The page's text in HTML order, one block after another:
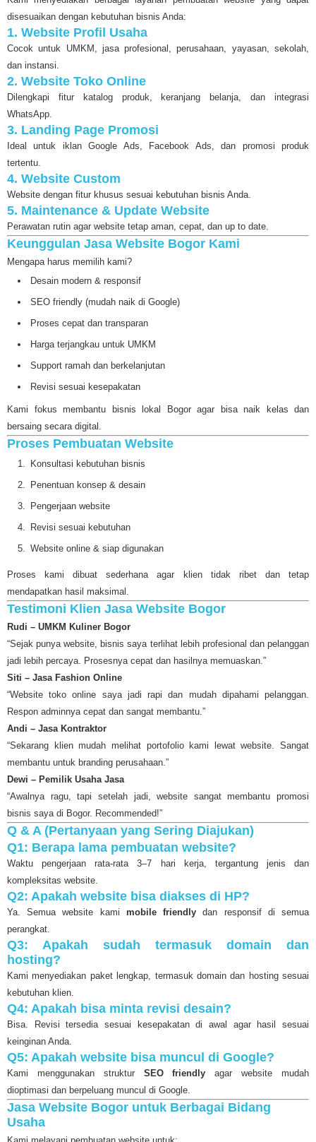
disesuaikan dengan kebutuhan bisnis Anda:
1. Website Profil Usaha
Cocok untuk UMKM, jasa profesional, perusahaan, yayasan, sekolah,
dan instansi.
2. Website Toko Online
Dilengkapi fitur katalog produk, keranjang belanja, dan integrasi
WhatsApp.
3. Landing Page Promosi
Ideal untuk iklan Google Ads, Facebook Ads, dan promosi produk
tertentu.
4. Website Custom
Website dengan fitur khusus sesuai kebutuhan bisnis Anda.
5. Maintenance & Update Website
Perawatan rutin agar website tetap aman, cepat, dan up to date.
Keunggulan Jasa Website Bogor Kami
Mengapa harus memilih kami?
Desain modern & responsif
SEO friendly (mudah naik di Google)
Proses cepat dan transparan
Harga terjangkau untuk UMKM
Support ramah dan berkelanjutan
Revisi sesuai kesepakatan
Kami fokus membantu bisnis lokal Bogor agar bisa naik kelas dan
bersaing secara digital.
Proses Pembuatan Website
Konsultasi kebutuhan bisnis
Penentuan konsep & desain
Pengerjaan website
Revisi sesuai kebutuhan
Website online & siap digunakan
Proses kami dibuat sederhana agar klien tidak ribet dan tetap
mendapatkan hasil maksimal.
Testimoni Klien Jasa Website Bogor
Rudi – UMKM Kuliner Bogor
“Sejak punya website, bisnis saya terlihat lebih profesional dan pelanggan
jadi lebih percaya. Prosesnya cepat dan hasilnya memuaskan.”
Siti – Jasa Fashion Online
“Website toko online saya jadi rapi dan mudah dipahami pelanggan.
Respon adminnya cepat dan sangat membantu.”
Andi – Jasa Kontraktor
“Sekarang klien mudah melihat portofolio kami lewat website. Sangat
membantu untuk branding perusahaan.”
Dewi – Pemilik Usaha Jasa
“Awalnya ragu, tapi setelah jadi, website sangat membantu promosi
bisnis saya di Bogor. Recommended!”
Q & A (Pertanyaan yang Sering Diajukan)
Q1: Berapa lama pembuatan website?
Waktu pengerjaan rata-rata 3–7 hari kerja, tergantung jenis dan
kompleksitas website.
Q2: Apakah website bisa diakses di HP?
Ya. Semua website kami mobile friendly dan responsif di semua
perangkat.
Q3: Apakah sudah termasuk domain dan
hosting?
Kami menyediakan paket lengkap, termasuk domain dan hosting sesuai
kebutuhan klien.
Q4: Apakah bisa minta revisi desain?
Bisa. Revisi tersedia sesuai kesepakatan di awal agar hasil sesuai
keinginan Anda.
Q5: Apakah website bisa muncul di Google?
Kami menggunakan struktur SEO friendly agar website mudah
dioptimasi dan berpeluang muncul di Google.
Jasa Website Bogor untuk Berbagai Bidang
Usaha